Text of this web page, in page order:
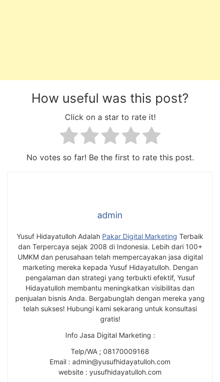
How useful was this post?
Click on a star to rate it!
No votes so far! Be the first to rate this post.
admin
Yusuf Hidayatulloh Adalah Pakar Digital Marketing Terbaik
dan Terpercaya sejak 2008 di Indonesia. Lebih dari 100+
UMKM dan perusahaan telah mempercayakan jasa digital
marketing mereka kepada Yusuf Hidayatulloh. Dengan
pengalaman dan strategi yang terbukti efektif, Yusuf
Hidayatulloh membantu meningkatkan visibilitas dan
penjualan bisnis Anda. Bergabunglah dengan mereka yang
telah sukses! Hubungi kami sekarang untuk konsultasi
gratis!
Info Jasa Digital Marketing :
Telp/WA ; 08170009168
Email : admin@yusufhidayatulloh.com
website : yusufhidayatulloh.com